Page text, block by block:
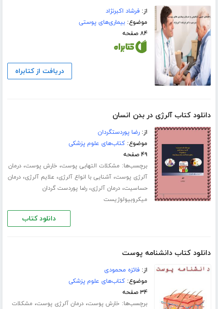
از:فرشاد اکبرنژاد
موضوع:بیماری‌های پوستی
۸۴ صفحه
دریافت از کتابراه
دانلود کتاب آلرژی در بدن انسان
از:رضا پوردستگردان
موضوع:کتاب‌های علوم پزشکی
۴۹ صفحه
برچسب‌ها: مشکلات التهابی پوست، خارش پوست،درمان
آلرژی پوست،آشنایی با انواع آلرژی، علایم آلرژی،درمان
حساسیت،درمان آلرژی،رضا پوردست گردان
میکروبیولوژیست
دانلود کتاب
دانلود کتاب دانشنامه پوست
از:فائزه محمودی
موضوع:کتاب‌های علوم پزشکی
۳۴ صفحه
برچسب‌ها: خارش پوست،درمان آلرژی پوست، مشکلات